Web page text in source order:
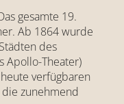
gesamte 19.
Ab 1864 wurde
des
Apollo-Theater)
verfügbaren
zunehmend